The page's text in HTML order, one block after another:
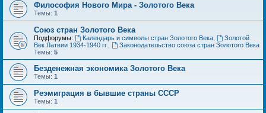
Философия Нового Мира - Золотого Века
Темы: 1
Cоюз стран Золотого Века
Подфорумы: Календарь и символы стран Золотого Века,
Золотой
Век Латвии 1934-1940 гг.
Законодательство союза стран Золотого Века
Темы: 5
Безденежная экономика Золотого Века
Темы: 1
Реэмиграция в бывшие страны СССР
Темы: 1